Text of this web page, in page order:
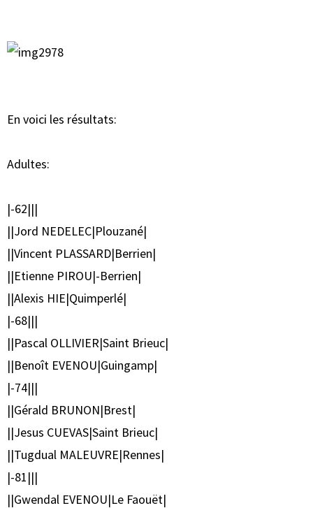
En voici les résultats:
Adultes:
|-62|||
||Jord NEDELEC|Plouzané|
||Vincent PLASSARD|Berrien|
||Etienne PIROU|-Berrien|
||Alexis HIE|Quimperlé|
|-68|||
||Pascal OLLIVIER|Saint Brieuc|
||Benoît EVENOU|Guingamp|
|-74|||
||Gérald BRUNON|Brest|
||Jesus CUEVAS|Saint Brieuc|
||Tugdual MALEUVRE|Rennes|
|-81|||
||Gwendal EVENOU|Le Faouët|